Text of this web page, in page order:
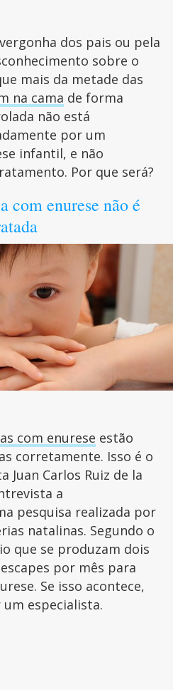
dos pais ou pela
sobre o
mais da metade das
na cama de forma
não está
por um
infantil, e não
Por que será?
com enurese não é
com enurese estão
corretamente. Isso é o
Juan Carlos Ruiz de la
a
pesquisa realizada por
natalinas. Segundo o
que se produzam dois
por mês para
Se isso acontece,
especialista.